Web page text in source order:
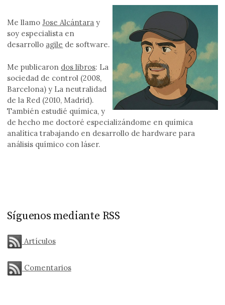
Me llamoJose Alcántara y
soy especialista en
desarrollo agile de software.
Me publicaron dos libros: La
sociedad de control (2008,
Barcelona) y La neutralidad
de la Red (2010, Madrid).
También estudié química, y
de hecho me doctoré especializándome en química
analítica trabajando en desarrollo de hardware para
análisis químico con láser.
Síguenos mediante RSS
Artículos
Comentarios